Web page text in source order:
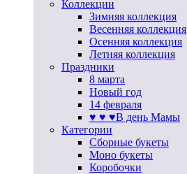
Коллекции
Зимняя коллекция
Весенняя коллекция
Осенняя коллекция
Летняя коллекция
Праздники
8 марта
Новый год
14 февраля
♥ ♥ ♥В день Мамы
Категории
Сборные букеты
Моно букеты
Коробочки